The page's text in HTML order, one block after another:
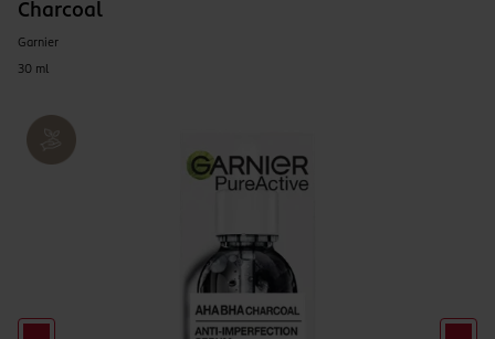
Charcoal
Garnier
30 ml